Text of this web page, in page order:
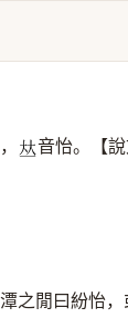
𠀤音怡。【
之閒曰紛怡，